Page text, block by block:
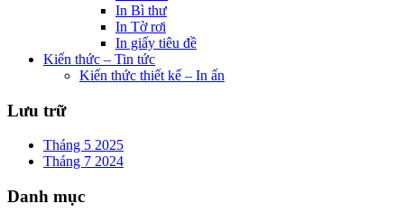
In Bì thư
In Tờ rơi
In giấy tiêu đề
Kiến thức – Tin tức
Kiến thức thiết kế – In ấn
Lưu trữ
Tháng 5 2025
Tháng 7 2024
Danh mục